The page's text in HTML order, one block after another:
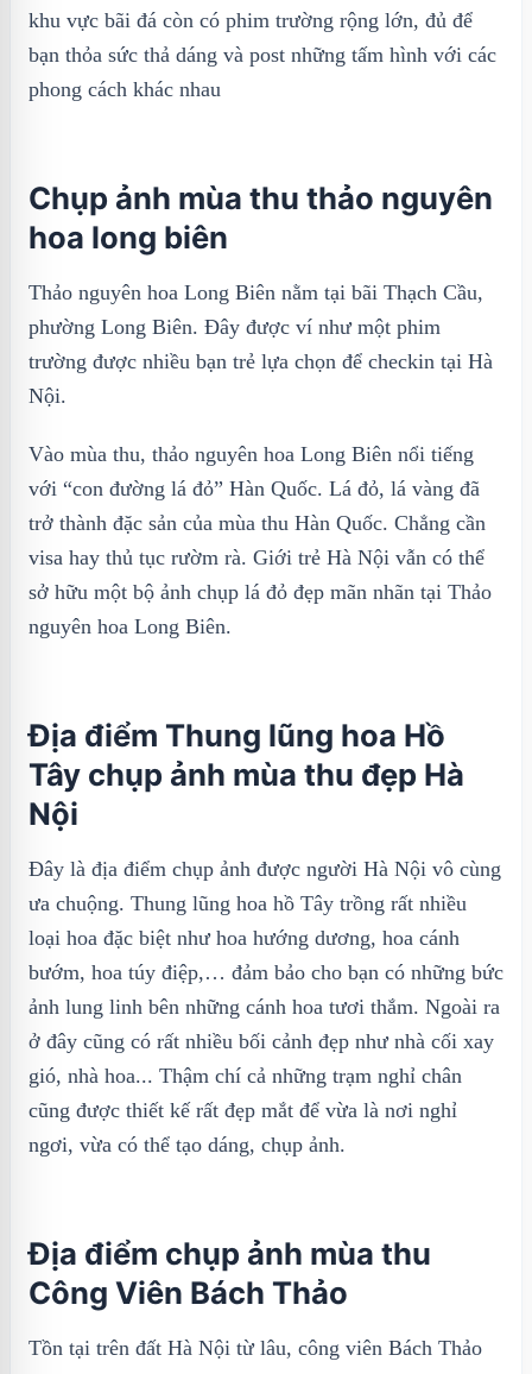
khu vực bãi đá còn có phim trường rộng lớn, đủ để
bạn thỏa sức thả dáng và post những tấm hình với các
phong cách khác nhau
Chụp ảnh mùa thu thảo nguyên
hoa long biên
Thảo nguyên hoa Long Biên nằm tại bãi Thạch Cầu,
phường Long Biên. Đây được ví như một phim
trường được nhiều bạn trẻ lựa chọn để checkin tại Hà
Nội.
Vào mùa thu, thảo nguyên hoa Long Biên nổi tiếng
với “con đường lá đỏ” Hàn Quốc. Lá đỏ, lá vàng đã
trở thành đặc sản của mùa thu Hàn Quốc. Chẳng cần
visa hay thủ tục rườm rà. Giới trẻ Hà Nội vẫn có thể
sở hữu một bộ ảnh chụp lá đỏ đẹp mãn nhãn tại Thảo
nguyên hoa Long Biên.
Địa điểm Thung lũng hoa Hồ
Tây chụp ảnh mùa thu đẹp Hà
Nội
Đây là địa điểm chụp ảnh được người Hà Nội vô cùng
ưa chuộng. Thung lũng hoa hồ Tây trồng rất nhiều
loại hoa đặc biệt như hoa hướng dương, hoa cánh
bướm, hoa túy điệp,… đảm bảo cho bạn có những bức
ảnh lung linh bên những cánh hoa tươi thắm. Ngoài ra
ở đây cũng có rất nhiều bối cảnh đẹp như nhà cối xay
gió, nhà hoa... Thậm chí cả những trạm nghỉ chân
cũng được thiết kế rất đẹp mắt để vừa là nơi nghỉ
ngơi, vừa có thể tạo dáng, chụp ảnh.
Địa điểm chụp ảnh mùa thu
Công Viên Bách Thảo
Tồn tại trên đất Hà Nội từ lâu, công viên Bách Thảo